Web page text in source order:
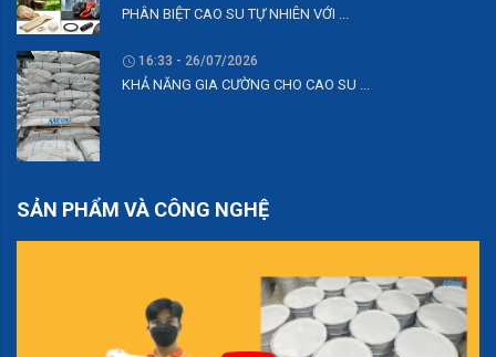
PHÂN BIỆT CAO SU TỰ NHIÊN VỚI ...
16:33 - 26/07/2026
KHẢ NĂNG GIA CƯỜNG CHO CAO SU ...
SẢN PHẨM VÀ CÔNG NGHỆ